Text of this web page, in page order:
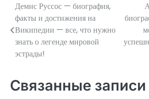
Навигация
по
записям
Демис Руссос — биография,
факты и достижения на
Википедии — все, что нужно
знать о легенде мировой
эстрады!
Связанные записи